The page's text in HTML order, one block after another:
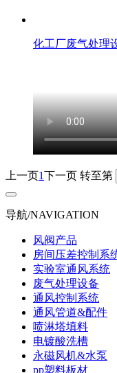
化工厂废气处理
上一页1下一页 转至第
导航/NAVIGATION
风阀产品
房间压差控制系
实验室通风系统
废气处理设备
通风控制系统
通风管道&配件
喷淋塔填料
电镀酸洗槽
永磁风机&水泵
pp塑料板材